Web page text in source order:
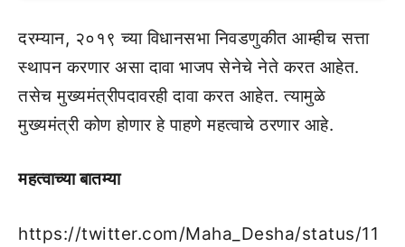
दरम्यान, २०१९ च्या विधानसभा निवडणुकीत आम्हीच सत्ता
स्थापन करणार असा दावा भाजप सेनेचे नेते करत आहेत.
तसेच मुख्यमंत्रीपदावरही दावा करत आहेत. त्यामुळे
मुख्यमंत्री कोण होणार हे पाहणे महत्वाचे ठरणार आहे.
महत्वाच्या बातम्या
https://twitter.com/Maha_Desha/status/11